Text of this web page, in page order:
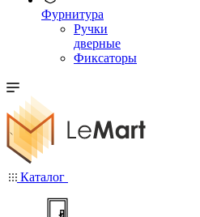
Фурнитура
Ручки
дверные
Фиксаторы
Каталог